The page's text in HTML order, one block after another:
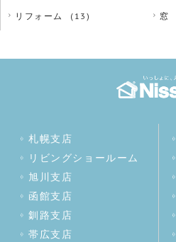
リフォーム (13) 窓
札幌支店
リビングショールーム
旭川支店
函館支店
釧路支店
帯広支店